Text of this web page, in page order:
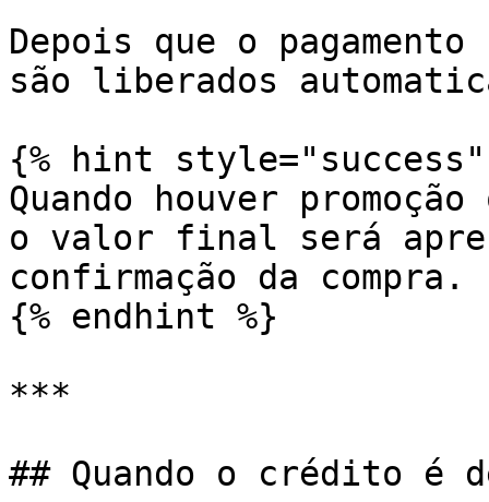
Depois que o
são liberados
{% hint style="success"
Quando houver
o valor final será
confirmação da compra.
{% endhint %}
***
## Quando o crédito é